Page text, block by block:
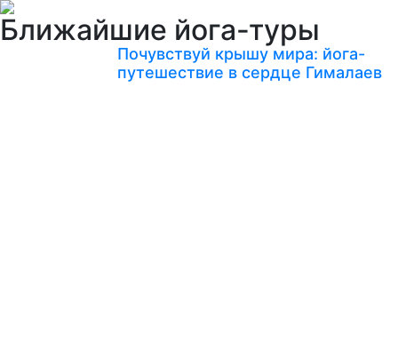
Ближайшие йога-туры
Почувствуй крышу мира: йога-
путешествие в сердце Гималаев